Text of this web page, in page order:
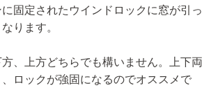
固定されたウインドロックに窓が引っ
ります。
、上方どちらでも構いません。上下両
ロックが強固になるのでオススメで